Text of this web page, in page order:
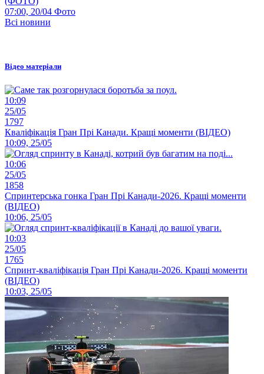
07:00, 20/04 Фото
Всі новини
Відео матеріали
10:09
25/05
1797
Кваліфікація Гран Прі Канади. Кращі моменти (ВІДЕО)
10:09, 25/05
10:06
25/05
1858
Спринтерська гонка Гран Прі Канади-2026. Кращі моменти
(ВІДЕО)
10:06, 25/05
10:03
25/05
1765
Спринт-кваліфікація Гран Прі Канади-2026. Кращі моменти
(ВІДЕО)
10:03, 25/05